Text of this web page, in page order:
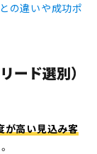
の違いや成功ポ
ード選別）
が高い見込み客